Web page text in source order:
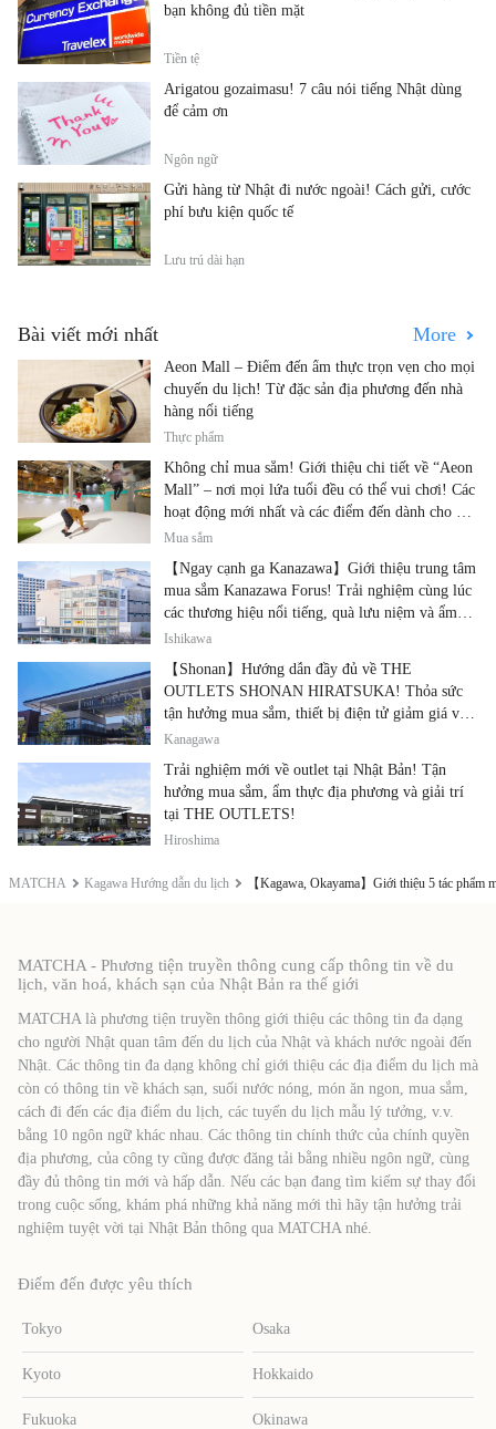
MATCHA Kagawa Hướng dẫn du lịch 【Kagawa, Okayama】Giới thiệu 5 tác phẩm
bạn không đủ tiền mặt
Tiền tệ
Arigatou gozaimasu! 7 câu nói tiếng Nhật dùng
để cảm ơn
Ngôn ngữ
Gửi hàng từ Nhật đi nước ngoài! Cách gửi, cước
phí bưu kiện quốc tế
Lưu trú dài hạn
Bài viết mới nhất More
Aeon Mall – Điểm đến ẩm thực trọn vẹn cho mọi
chuyến du lịch! Từ đặc sản địa phương đến nhà
hàng nổi tiếng
Thực phẩm
Không chỉ mua sắm! Giới thiệu chi tiết về “Aeon
Mall” – nơi mọi lứa tuổi đều có thể vui chơi! Các
hoạt động mới nhất và các điểm đến dành cho gia
đình.
Mua sắm
【Ngay cạnh ga Kanazawa】Giới thiệu trung tâm
mua sắm Kanazawa Forus! Trải nghiệm cùng lúc
các thương hiệu nổi tiếng, quà lưu niệm và ẩm
thực địa phương
Ishikawa
【Shonan】Hướng dẫn đầy đủ về THE
OUTLETS SHONAN HIRATSUKA! Thỏa sức
tận hưởng mua sắm, thiết bị điện tử giảm giá và
ẩm thực địa phương tại cùng một địa điểm!
Kanagawa
Trải nghiệm mới về outlet tại Nhật Bản! Tận
hưởng mua sắm, ẩm thực địa phương và giải trí
tại THE OUTLETS!
Hiroshima
MATCHA - Phương tiện truyền thông cung cấp thông tin về du
lịch, văn hoá, khách sạn của Nhật Bản ra thế giới
MATCHA là phương tiện truyền thông giới thiệu các thông tin đa dạng
cho người Nhật quan tâm đến du lịch của Nhật và khách nước ngoài đến
Nhật. Các thông tin đa dạng không chỉ giới thiệu các địa điểm du lịch mà
còn có thông tin về khách sạn, suối nước nóng, món ăn ngon, mua sắm,
cách đi đến các địa điểm du lịch, các tuyến du lịch mẫu lý tưởng, v.v.
bằng 10 ngôn ngữ khác nhau. Các thông tin chính thức của chính quyền
địa phương, của công ty cũng được đăng tải bằng nhiều ngôn ngữ, cùng
đầy đủ thông tin mới và hấp dẫn. Nếu các bạn đang tìm kiếm sự thay đổi
trong cuộc sống, khám phá những khả năng mới thì hãy tận hưởng trải
nghiệm tuyệt vời tại Nhật Bản thông qua MATCHA nhé.
Điểm đến được yêu thích
Tokyo Osaka
Kyoto Hokkaido
Fukuoka Okinawa